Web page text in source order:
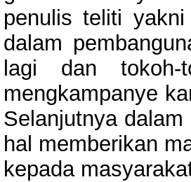
penulis teliti
dalam
lagi dan
mengkampanye
Selanjutnya
hal memberikan
kepada